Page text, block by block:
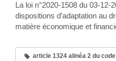
La loi n°2020-1508 du 03-12-
dispositions d’adaptation au
matière économique et
article 1324 alinéa 2 du code